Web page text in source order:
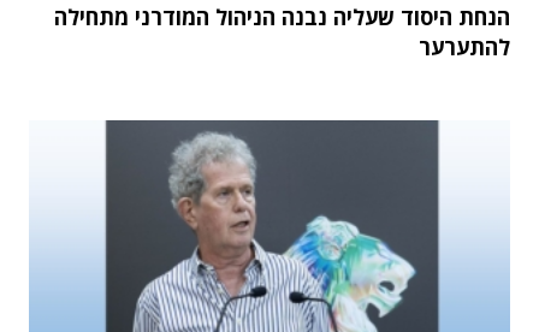
הנחת היסוד שעליה נבנה הניהול המודרני מתחילה
להתערער